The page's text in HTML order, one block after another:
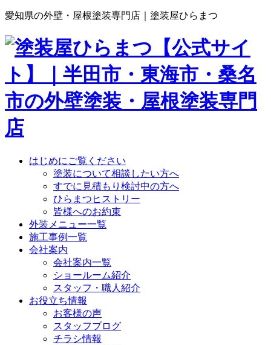
愛知県の外壁・屋根塗装専門店｜塗装屋ひらまつ
はじめにご覧ください
塗装について相談したい方へ
すでに見積もり検討中の方へ
ひらまつヒストリー
皆様へのお約束
外装メニュー一覧
施工事例一覧
会社案内
会社案内一覧
ショールーム紹介
スタッフ・職人紹介
お役立ち情報
お客様の声
スタッフブログ
チラシ情報